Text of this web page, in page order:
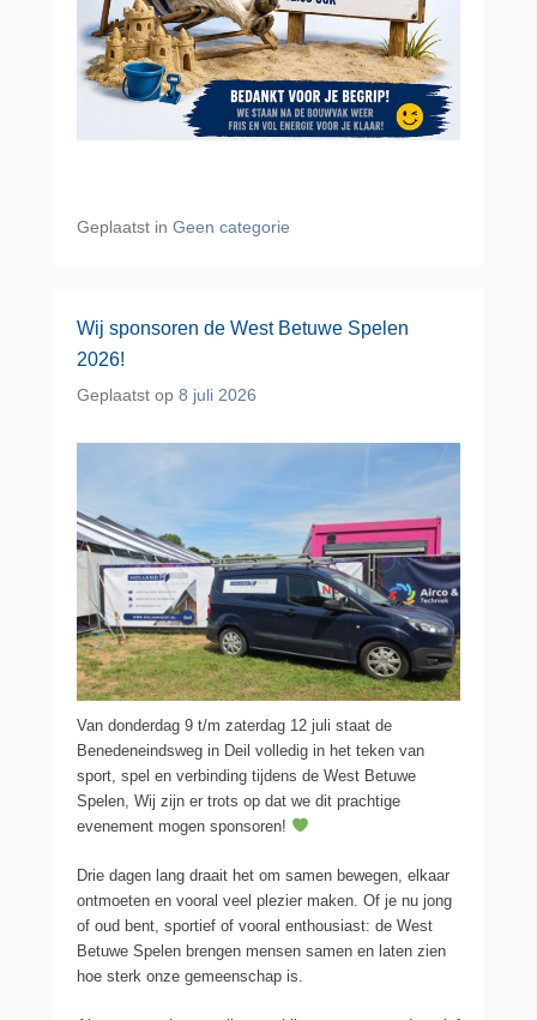
Geplaatst in Geen categorie
Wij sponsoren de West Betuwe Spelen
2026!
Geplaatst op 8 juli 2026
Van donderdag 9 t/m zaterdag 12 juli staat de
Benedeneindsweg in Deil volledig in het teken van
sport, spel en verbinding tijdens de West Betuwe
Spelen, Wij zijn er trots op dat we dit prachtige
evenement mogen sponsoren!
Drie dagen lang draait het om samen bewegen, elkaar
ontmoeten en vooral veel plezier maken. Of je nu jong
of oud bent, sportief of vooral enthousiast: de West
Betuwe Spelen brengen mensen samen en laten zien
hoe sterk onze gemeenschap is.